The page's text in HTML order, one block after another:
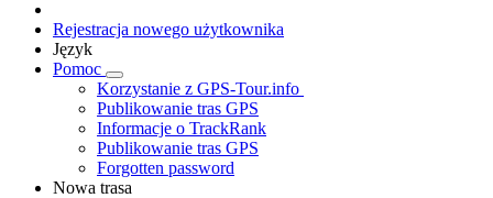
Rejestracja nowego użytkownika
Język
Pomoc
Korzystanie z GPS-Tour.info
Publikowanie tras GPS
Informacje o TrackRank
Publikowanie tras GPS
Forgotten password
Nowa trasa